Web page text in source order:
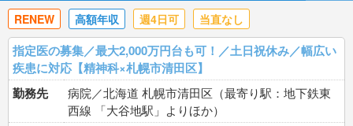
RENEW 高額年収 週4日可 当直なし
指定医の募集／最大2,000万円台も可！／土日祝休み／幅広い
疾患に対応【精神科×札幌市清田区】
勤務先
病院／北海道 札幌市清田区（最寄り駅：地下鉄東
西線 「大谷地駅」よりほか）